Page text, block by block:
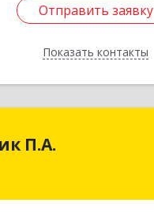
Отправить заявку
Показать контакты
Отправить заявку
Назад
П.А.